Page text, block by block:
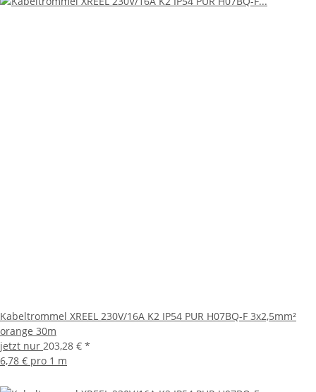
Kabeltrommel XREEL 230V/16A K2 IP54 PUR H07BQ-F 3x2,5mm²
orange 30m
jetzt nur 203,28 € *
6,78 € pro 1 m